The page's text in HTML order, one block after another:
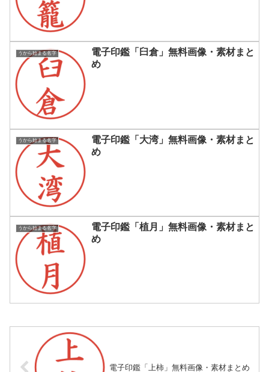
うから始まる名字
電子印鑑「臼倉」無料画像・素材まと
め
うから始まる名字
電子印鑑「大湾」無料画像・素材まと
め
うから始まる名字
電子印鑑「植月」無料画像・素材まと
め
電子印鑑「上柿」無料画像・素材まとめ